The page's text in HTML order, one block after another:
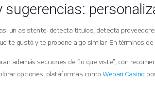
sugerencias:
un asistente: detecta títulos, detecta
te gustó y te propone algo similar. En términos
además secciones de “lo que viste”, con
opciones, plataformas comoWepari Casino